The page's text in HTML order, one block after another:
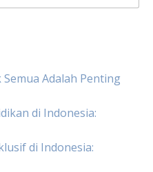
Adalah Penting
di Indonesia:
di Indonesia: